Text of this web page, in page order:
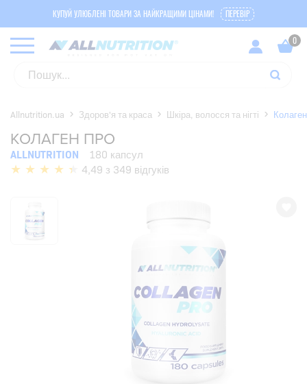
КУПУЙ УЛЮБЛЕНІ ТОВАРИ ЗА НАЙКРАЩИМИ ЦІНАМИ! ПЕРЕВІР
Allnutrition.ua Здоров'я та краса Шкіра, волосся та нігті Колаген
КОЛАГЕН ПРО
ALLNUTRITION
180 капсул
4,49 з 349 відгуків